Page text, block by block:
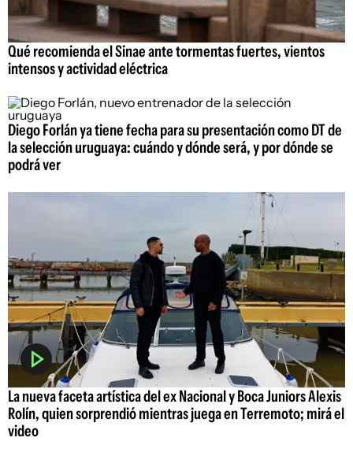
Qué recomienda el Sinae ante tormentas fuertes, vientos
intensos y actividad eléctrica
Diego Forlán ya tiene fecha para su presentación como DT de
la selección uruguaya: cuándo y dónde será, y por dónde se
podrá ver
La nueva faceta artística del ex Nacional y Boca Juniors Alexis
Rolín, quien sorprendió mientras juega en Terremoto; mirá el
video